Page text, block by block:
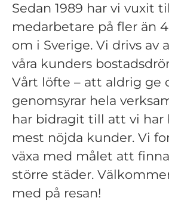
Sedan 1989 har vi vuxit
medarbetare på fler än
om i Sverige. Vi drivs av
våra kunders
Vårt löfte – att aldrig ge
genomsyrar hela
har bidragit till att vi har
mest nöjda kunder. Vi
växa med målet att
större städer.
med på resan!